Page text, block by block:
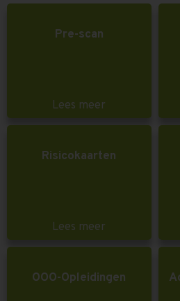
Pre-scan
Lees meer
Risicokaarten
Lees meer
OOO-Opleidingen